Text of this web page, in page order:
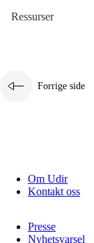
Ressurser
Forrige side
Om Udir
Kontakt oss
Presse
Nyhetsvarsel